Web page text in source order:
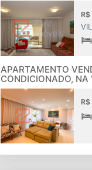
R$
APARTAMENTO
CONDICIONADO,
R$